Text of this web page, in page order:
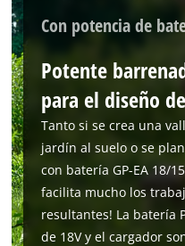
This
to
Con potencia de
Potente
para el diseño
Tanto si se crea una
jardín al suelo o se
con batería GP-EA 18/
facilita mucho los
resultantes! La batería
de 18V y el cargador